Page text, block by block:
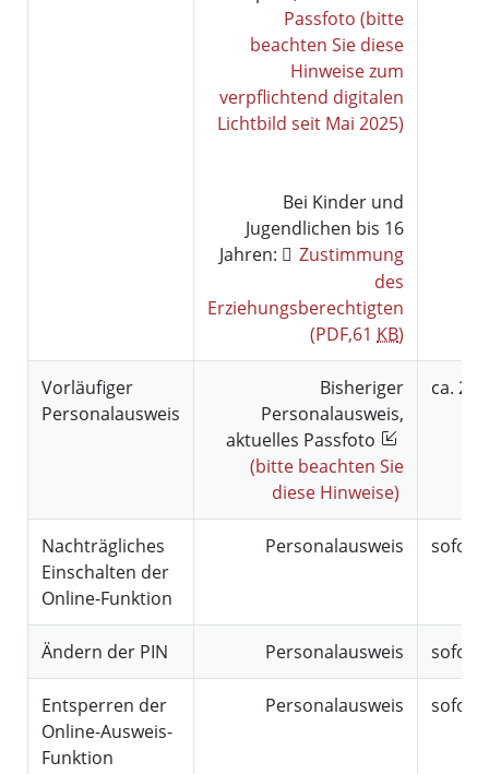
Passfoto (bitte
beachten Sie diese
Hinweise zum
verpflichtend digitalen
Lichtbild seit Mai 2025)
Bei Kinder und
Jugendlichen bis 16
Jahren:
Zustimmung
des
Erziehungsberechtigten
(PDF,61 KB)
Vorläufiger
Personalausweis
Bisheriger
Personalausweis,
aktuelles Passfoto
(bitte beachten Sie
diese Hinweise)
ca. 2
Nachträgliches
Einschalten der
Online-Funktion
Personalausweis sofort
Ändern der PIN Personalausweis sofort
Entsperren der
Online-Ausweis-
Funktion
Personalausweis sofort